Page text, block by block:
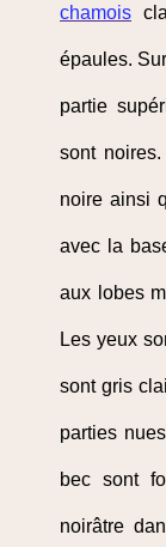
chamois
épaules.
partie
sont
noire ainsi
avec la
aux lobes
Les yeux
sont gris
parties
bec sont
noirâtre